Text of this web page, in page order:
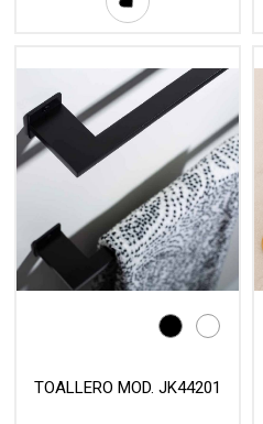
TOALLERO MOD. JK44201